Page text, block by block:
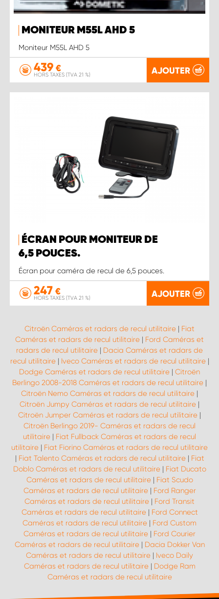
MONITEUR M55L AHD 5
Moniteur M55L AHD 5
439 €
HORS TAXES (TVA 21 %) AJOUTER
ÉCRAN POUR MONITEUR DE
6,5 POUCES.
Écran pour caméra de recul de 6,5 pouces.
247 €
HORS TAXES (TVA 21 %) AJOUTER
Citroën Caméras et radars de recul utilitaire | Fiat
Caméras et radars de recul utilitaire | Ford Caméras et
radars de recul utilitaire | Dacia Caméras et radars de
recul utilitaire| Iveco Caméras et radars de recul utilitaire|
Dodge Caméras et radars de recul utilitaire | Citroën
Berlingo 2008-2018 Caméras et radars de recul utilitaire |
Citroën Nemo Caméras et radars de recul utilitaire |
Citroën Jumpy Caméras et radars de recul utilitaire |
Citroën Jumper Caméras et radars de recul utilitaire |
Citroën Berlingo 2019- Caméras et radars de recul
utilitaire | Fiat Fullback Caméras et radars de recul
utilitaire | Fiat Fiorino Caméras et radars de recul utilitaire
| Fiat Talento Caméras et radars de recul utilitaire| Fiat
Doblo Caméras et radars de recul utilitaire| Fiat Ducato
Caméras et radars de recul utilitaire| Fiat Scudo
Caméras et radars de recul utilitaire| Ford Ranger
Caméras et radars de recul utilitaire | Ford Transit
Caméras et radars de recul utilitaire| Ford Connect
Caméras et radars de recul utilitaire | Ford Custom
Caméras et radars de recul utilitaire | Ford Courier
Caméras et radars de recul utilitaire| Dacia Dokker Van
Caméras et radars de recul utilitaire | Iveco Daily
Caméras et radars de recul utilitaire| Dodge Ram
Caméras et radars de recul utilitaire